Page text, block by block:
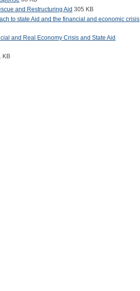
and Restructuring Aid 305 KB
to state Aid and the financial and economic crisis
and Real Economy Crisis and State Aid
KB